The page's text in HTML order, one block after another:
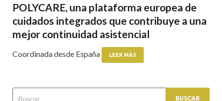
POLYCARE, una plataforma europea de
cuidados integrados que contribuye a una
mejor continuidad asistencial
Coordinada desde España LEER MÁS